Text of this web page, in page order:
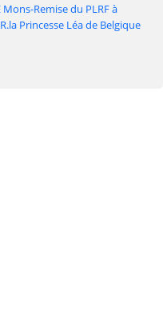
Mons-Remise du PLRF à
Princesse Léa de Belgique